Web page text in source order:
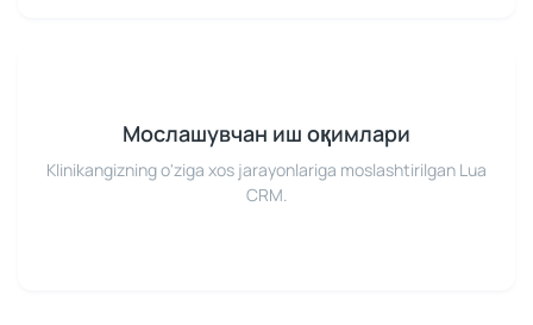
Мослашувчан иш оқимлари
Klinikangizning o'ziga xos jarayonlariga moslashtirilgan Lua
CRM.